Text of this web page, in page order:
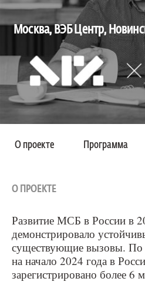
Москва, ВЭБ Центр,
О проекте Программа
О ПРОЕКТЕ
Развитие МСБ в России в
демонстрировало
существующие вызовы. По
на начало 2024 года в
зарегистрировано более